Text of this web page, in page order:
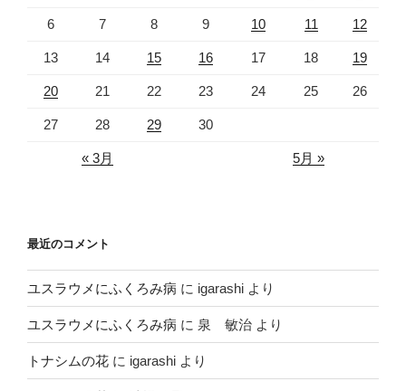
6 7 8 9 10 11 12
13 14 15 16 17 18 19
20 21 22 23 24 25 26
27 28 29 30
« 3月 5月 »
最近のコメント
ユスラウメにふくろみ病 に igarashi より
ユスラウメにふくろみ病 に 泉 敏治 より
トナシムの花 に igarashi より